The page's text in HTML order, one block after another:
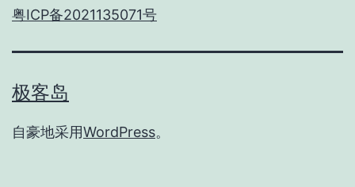
粤ICP备2021135071号
极客岛
自豪地采用WordPress。